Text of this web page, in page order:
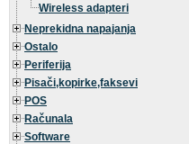
Wireless adapteri
Neprekidna napajanja
Ostalo
Periferija
Pisači,kopirke,faksevi
POS
Računala
Software